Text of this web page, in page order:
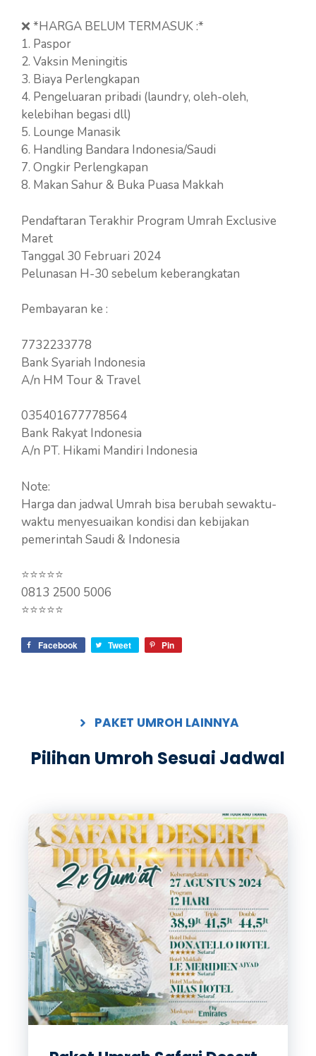
❌ *HARGA BELUM TERMASUK :*
1. Paspor
2. Vaksin Meningitis
3. Biaya Perlengkapan
4. Pengeluaran pribadi (laundry, oleh-oleh,
kelebihan begasi dll)
5. Lounge Manasik
6. Handling Bandara Indonesia/Saudi
7. Ongkir Perlengkapan
8. Makan Sahur & Buka Puasa Makkah
Pendaftaran Terakhir Program Umrah Exclusive
Maret
Tanggal 30 Februari 2024
Pelunasan H-30 sebelum keberangkatan
Pembayaran ke :
7732233778
Bank Syariah Indonesia
A/n HM Tour & Travel
035401677778564
Bank Rakyat Indonesia
A/n PT. Hikami Mandiri Indonesia
Note:
Harga dan jadwal Umrah bisa berubah sewaktu-
waktu menyesuaikan kondisi dan kebijakan
pemerintah Saudi & Indonesia
⭐⭐⭐⭐⭐
0813 2500 5006
⭐⭐⭐⭐⭐
Facebook Tweet Pin
PAKET UMROH LAINNYA
Pilihan Umroh Sesuai Jadwal